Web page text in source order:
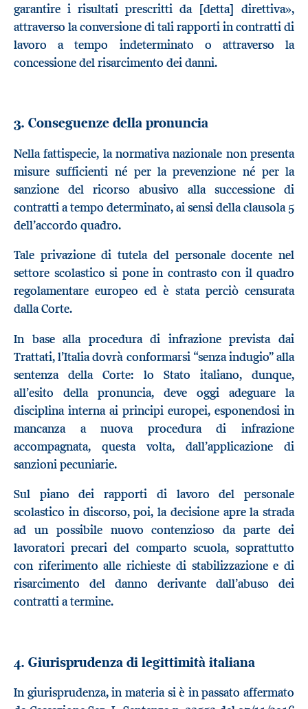
garantire i risultati prescritti da [detta] direttiva»,
attraverso la conversione di tali rapporti in contratti di
lavoro a tempo indeterminato o attraverso la
concessione del risarcimento dei danni.
3. Conseguenze della pronuncia
Nella fattispecie, la normativa nazionale non presenta
misure sufficienti né per la prevenzione né per la
sanzione del ricorso abusivo alla successione di
contratti a tempo determinato, ai sensi della clausola 5
dell’accordo quadro.
Tale privazione di tutela del personale docente nel
settore scolastico si pone in contrasto con il quadro
regolamentare europeo ed è stata perciò censurata
dalla Corte.
In base alla procedura di infrazione prevista dai
Trattati, l’Italia dovrà conformarsi “senza indugio” alla
sentenza della Corte: lo Stato italiano, dunque,
all’esito della pronuncia, deve oggi adeguare la
disciplina interna ai principi europei, esponendosi in
mancanza a nuova procedura di infrazione
accompagnata, questa volta, dall’applicazione di
sanzioni pecuniarie.
Sul piano dei rapporti di lavoro del personale
scolastico in discorso, poi, la decisione apre la strada
ad un possibile nuovo contenzioso da parte dei
lavoratori precari del comparto scuola, soprattutto
con riferimento alle richieste di stabilizzazione e di
risarcimento del danno derivante dall’abuso dei
contratti a termine.
4. Giurisprudenza di legittimità italiana
In giurisprudenza, in materia si è in passato affermato